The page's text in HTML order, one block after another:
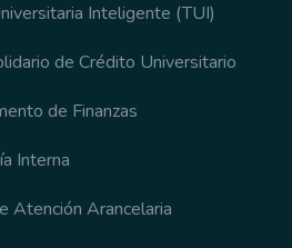
Inteligente (TUI)
de Crédito Universitario
de Finanzas
Interna
Atención Arancelaria